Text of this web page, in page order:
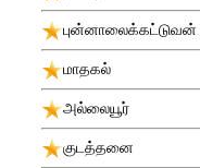
புன்னாலைக்கட்டுவன்
மாதகல்
அல்லையூர்
குடத்தனை